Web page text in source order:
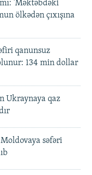
'Məktəbdəki
ölkədən çıxışına
qanunsuz
134 min dollar
Ukraynaya qaz
səfəri